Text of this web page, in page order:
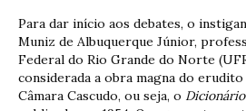
Para dar início aos debates, o
Muniz de Albuquerque Júnior,
Federal do Rio Grande do Norte
considerada a obra magna do
Câmara Cascudo, ou seja, o